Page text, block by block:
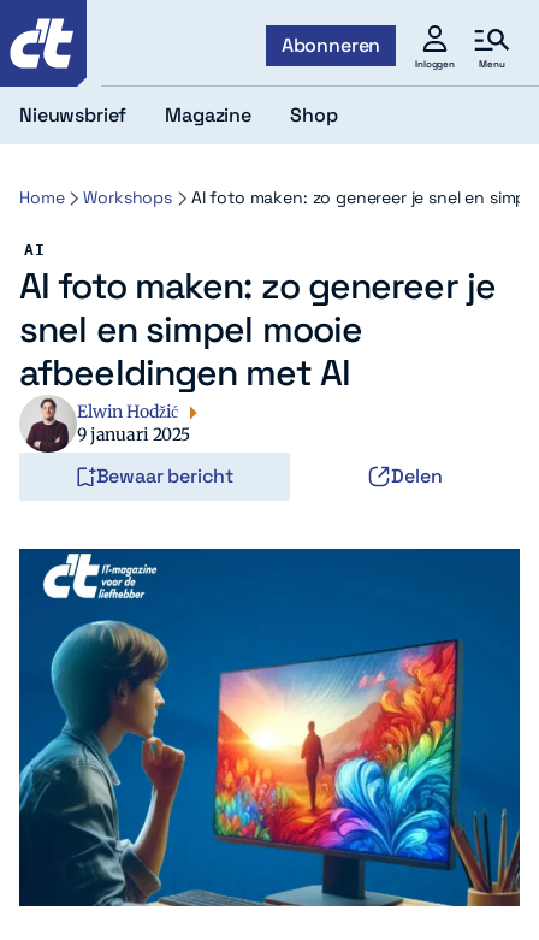
Abonneren
Inloggen Menu
Zoeken
Nieuwsbrief Magazine Shop
Home Workshops AI foto maken: zo genereer je snel en
AI
AI foto maken: zo genereer je
snel en simpel mooie
afbeeldingen met AI
Elwin Hodžić
9 januari 2025
Bewaar bericht Delen